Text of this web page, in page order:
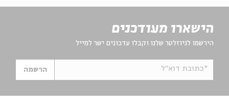
הישארו מעודכנים
הירשמו לניוזלטר שלנו וקבלו עדכונים ישר למייל
*כתובת דוא"ל הרשמה